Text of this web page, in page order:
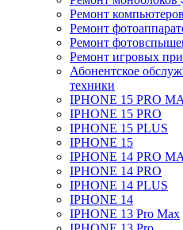
Ремонт компьютеров
Ремонт
Ремонт
Ремонт игровых
Абонентское
техники
IPHONE 15 PRO
IPHONE 15 PRO
IPHONE 15 PLUS
IPHONE 15
IPHONE 14 PRO
IPHONE 14 PRO
IPHONE 14 PLUS
IPHONE 14
IPHONE 13 Pro Max